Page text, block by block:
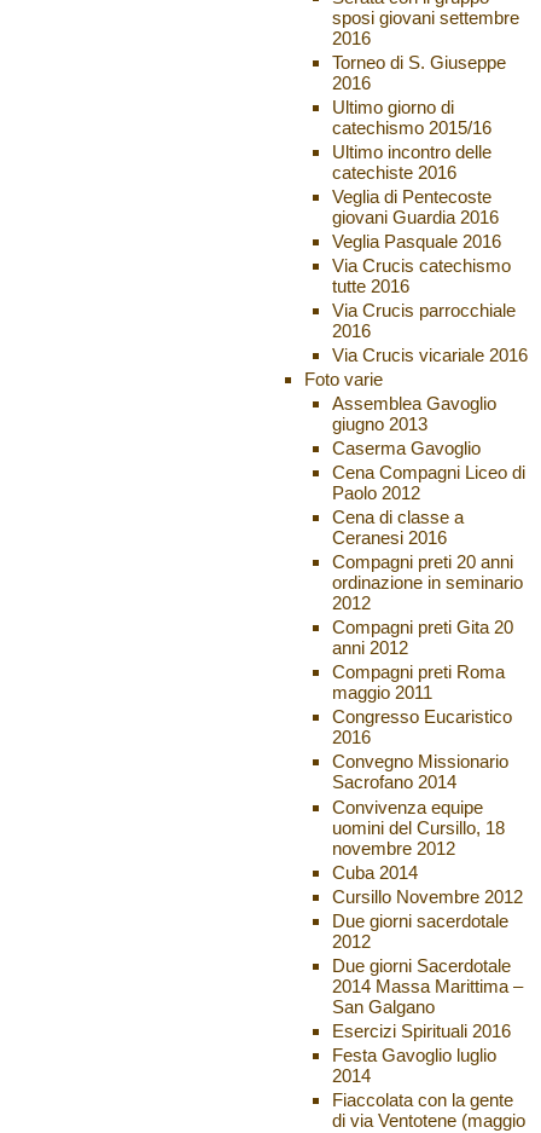
sposi giovani settembre
2016
Torneo di S. Giuseppe
2016
Ultimo giorno di
catechismo 2015/16
Ultimo incontro delle
catechiste 2016
Veglia di Pentecoste
giovani Guardia 2016
Veglia Pasquale 2016
Via Crucis catechismo
tutte 2016
Via Crucis parrocchiale
2016
Via Crucis vicariale 2016
Foto varie
Assemblea Gavoglio
giugno 2013
Caserma Gavoglio
Cena Compagni Liceo di
Paolo 2012
Cena di classe a
Ceranesi 2016
Compagni preti 20 anni
ordinazione in seminario
2012
Compagni preti Gita 20
anni 2012
Compagni preti Roma
maggio 2011
Congresso Eucaristico
2016
Convegno Missionario
Sacrofano 2014
Convivenza equipe
uomini del Cursillo, 18
novembre 2012
Cuba 2014
Cursillo Novembre 2012
Due giorni sacerdotale
2012
Due giorni Sacerdotale
2014 Massa Marittima –
San Galgano
Esercizi Spirituali 2016
Festa Gavoglio luglio
2014
Fiaccolata con la gente
di via Ventotene (maggio